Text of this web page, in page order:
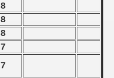
8
8
8
7
7